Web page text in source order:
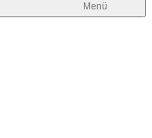
Menü